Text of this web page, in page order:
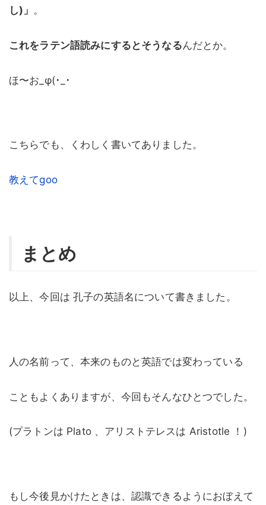
し)」 。
これをラテン語読みにするとそうなるんだとか。
ほ〜お_φ(･_･
こちらでも、くわしく書いてありました。
教えてgoo
まとめ
以上、今回は 孔子の英語名について書きました。
人の名前って、本来のものと英語では変わっている
こともよくありますが、今回もそんなひとつでした。
(プラトンは Plato 、アリストテレスは Aristotle ！)
もし今後見かけたときは、認識できるようにおぼえて